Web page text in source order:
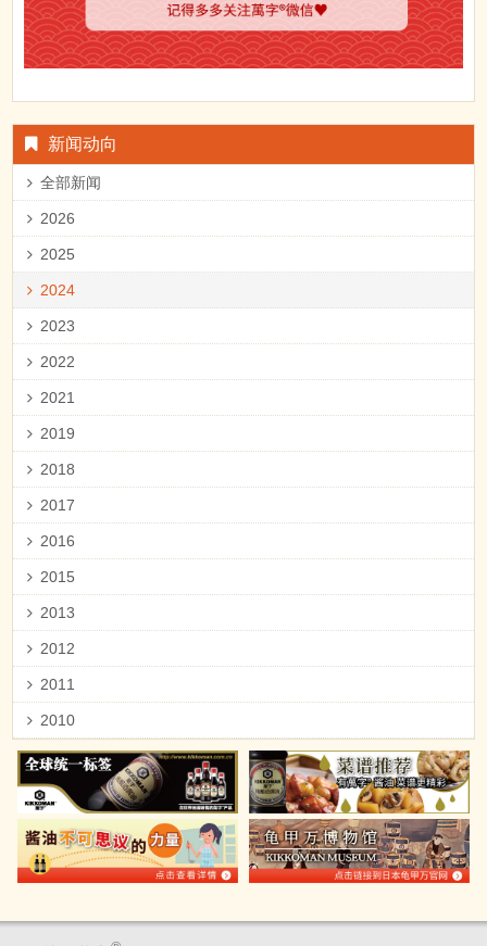
新闻动向
全部新闻
2026
2025
2024
2023
2022
2021
2019
2018
2017
2016
2015
2013
2012
2011
2010